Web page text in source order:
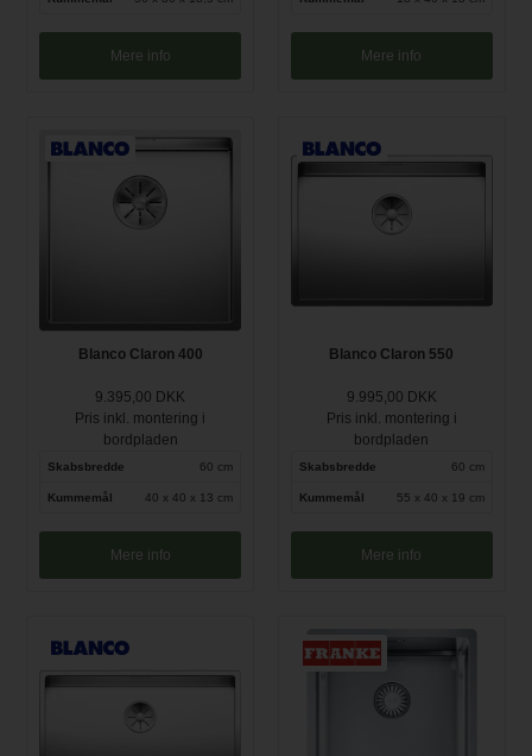
Mere info Mere info
Blanco Claron 400
9.395,00 DKK
Pris inkl. montering i
bordpladen
Skabsbredde 60 cm
Kummemål 40 x 40 x 13 cm
Mere info
Blanco Claron 550
9.995,00 DKK
Pris inkl. montering i
bordpladen
Skabsbredde 60 cm
Kummemål 55 x 40 x 19 cm
Mere info